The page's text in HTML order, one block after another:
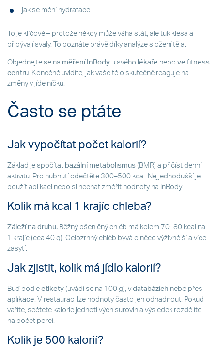
jak se mění hydratace.
To je klíčové – protože někdy může váha stát, ale tuk klesá a
přibývají svaly. To poznáte právě díky analýze složení těla.
Objednejte se na měření InBody u svého lékaře nebo ve fitness
centru . Konečně uvidíte, jak vaše tělo skutečně reaguje na
změny v jídelníčku.
Často se ptáte
Jak vypočítat počet kalorií?
Základ je spočítat bazální metabolismus (BMR) a přičíst denní
aktivitu. Pro hubnutí odečtěte 300–500 kcal. Nejjednodušší je
použít aplikaci nebo si nechat změřit hodnoty na InBody.
Kolik má kcal 1 krajíc chleba?
Záleží na druhu. Běžný pšeničný chléb má kolem 70–80 kcal na
1 krajíc (cca 40 g). Celozrnný chléb bývá o něco výživnější a více
zasytí.
Jak zjistit, kolik má jídlo kalorií?
Buď podle etikety (uvádí se na 100 g), vdatabázích nebo přes
aplikace . V restauraci lze hodnoty často jen odhadnout. Pokud
vaříte, sečtete kalorie jednotlivých surovin a výsledek rozdělíte
na počet porcí.
Kolik je 500 kalorií?